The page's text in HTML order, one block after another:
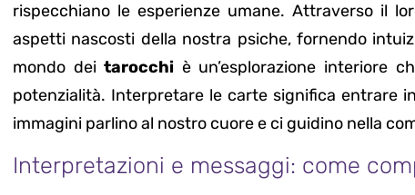
rispecchiano le esperienze umane. Attraverso il
aspetti nascosti della nostra psiche, fornendo
mondo deitarocchi è un’esplorazione interiore
potenzialità. Interpretare le carte significa entrare
immagini parlino al nostro cuore e ci guidino nella
Interpretazioni e messaggi: come